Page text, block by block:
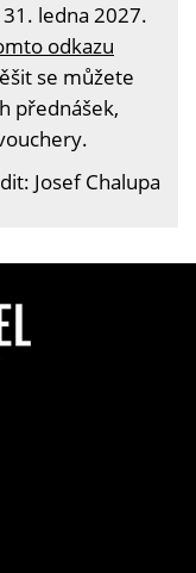
ledna 2027.
odkazu
se můžete
přednášek,
Josef Chalupa